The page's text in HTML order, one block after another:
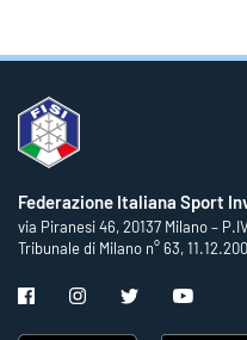
Federazione Italiana Sport
via Piranesi 46, 20137 Milano –
Tribunale di Milano n° 63,